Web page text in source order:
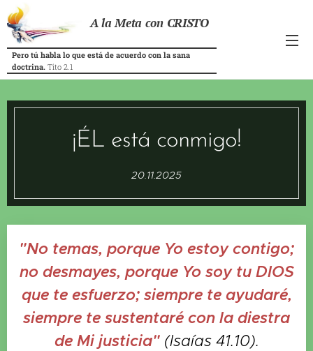
A la Meta con CRISTO
Pero tú habla lo que está de acuerdo con la sana
doctrina. Tito 2.1
¡ÉL está conmigo!
20.11.2025
"No temas, porque Yo estoy contigo;
no desmayes, porque Yo soy tu DIOS
que te esfuerzo; siempre te ayudaré,
siempre te sustentaré con la diestra
de Mi justicia"(Isaías 41.10).